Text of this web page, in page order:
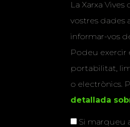
La Xarxa
vostres dades
informar-vos
Podeu exercir
portabilitat,
o electrònics.
detallada
Si marqueu